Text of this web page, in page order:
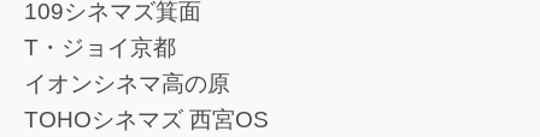
109シネマズ箕面
T・ジョイ京都
イオンシネマ高の原
TOHOシネマズ 西宮OS